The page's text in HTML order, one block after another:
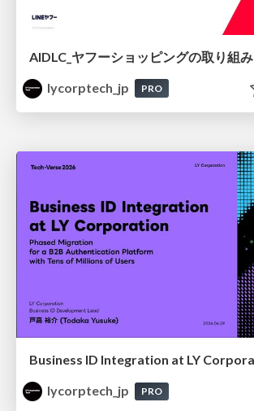
AIDLC_ヤフーショッピングの取り組み
lycorptech_jp
PRO
lycorptech_jp
PRO